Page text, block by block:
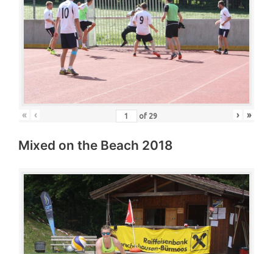
« ‹ of 29 › »
Mixed on the Beach 2018